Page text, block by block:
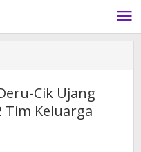
Cik Ujang
Tim Keluarga